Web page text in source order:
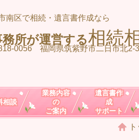
南区で相続・遺言書作成なら
所が運営する相続
0056 福岡県筑紫野市二日市北2-
相談
業務内容
の
ご案内
遺言書作
成
サポート